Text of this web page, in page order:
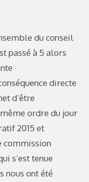
du conseil
passé à 5 alors
directe
d’être
ordre du jour
2015 et
commission
s’est tenue
nous ont été